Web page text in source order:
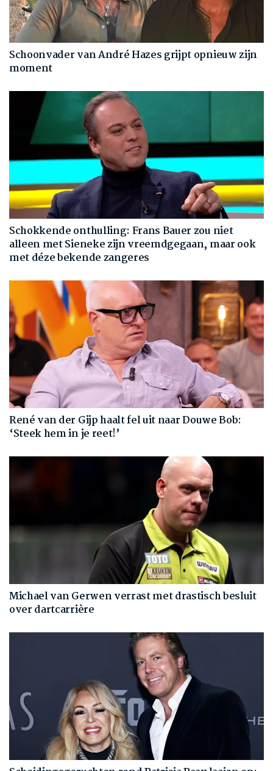
Schoonvader van André Hazes grijpt opnieuw zijn
moment
Schokkende onthulling: Frans Bauer zou niet
alleen met Sieneke zijn vreemdgegaan, maar ook
met déze bekende zangeres
René van der Gijp haalt fel uit naar Douwe Bob:
‘Steek hem in je reet!’
Michael van Gerwen verrast met drastisch besluit
over dartcarrière